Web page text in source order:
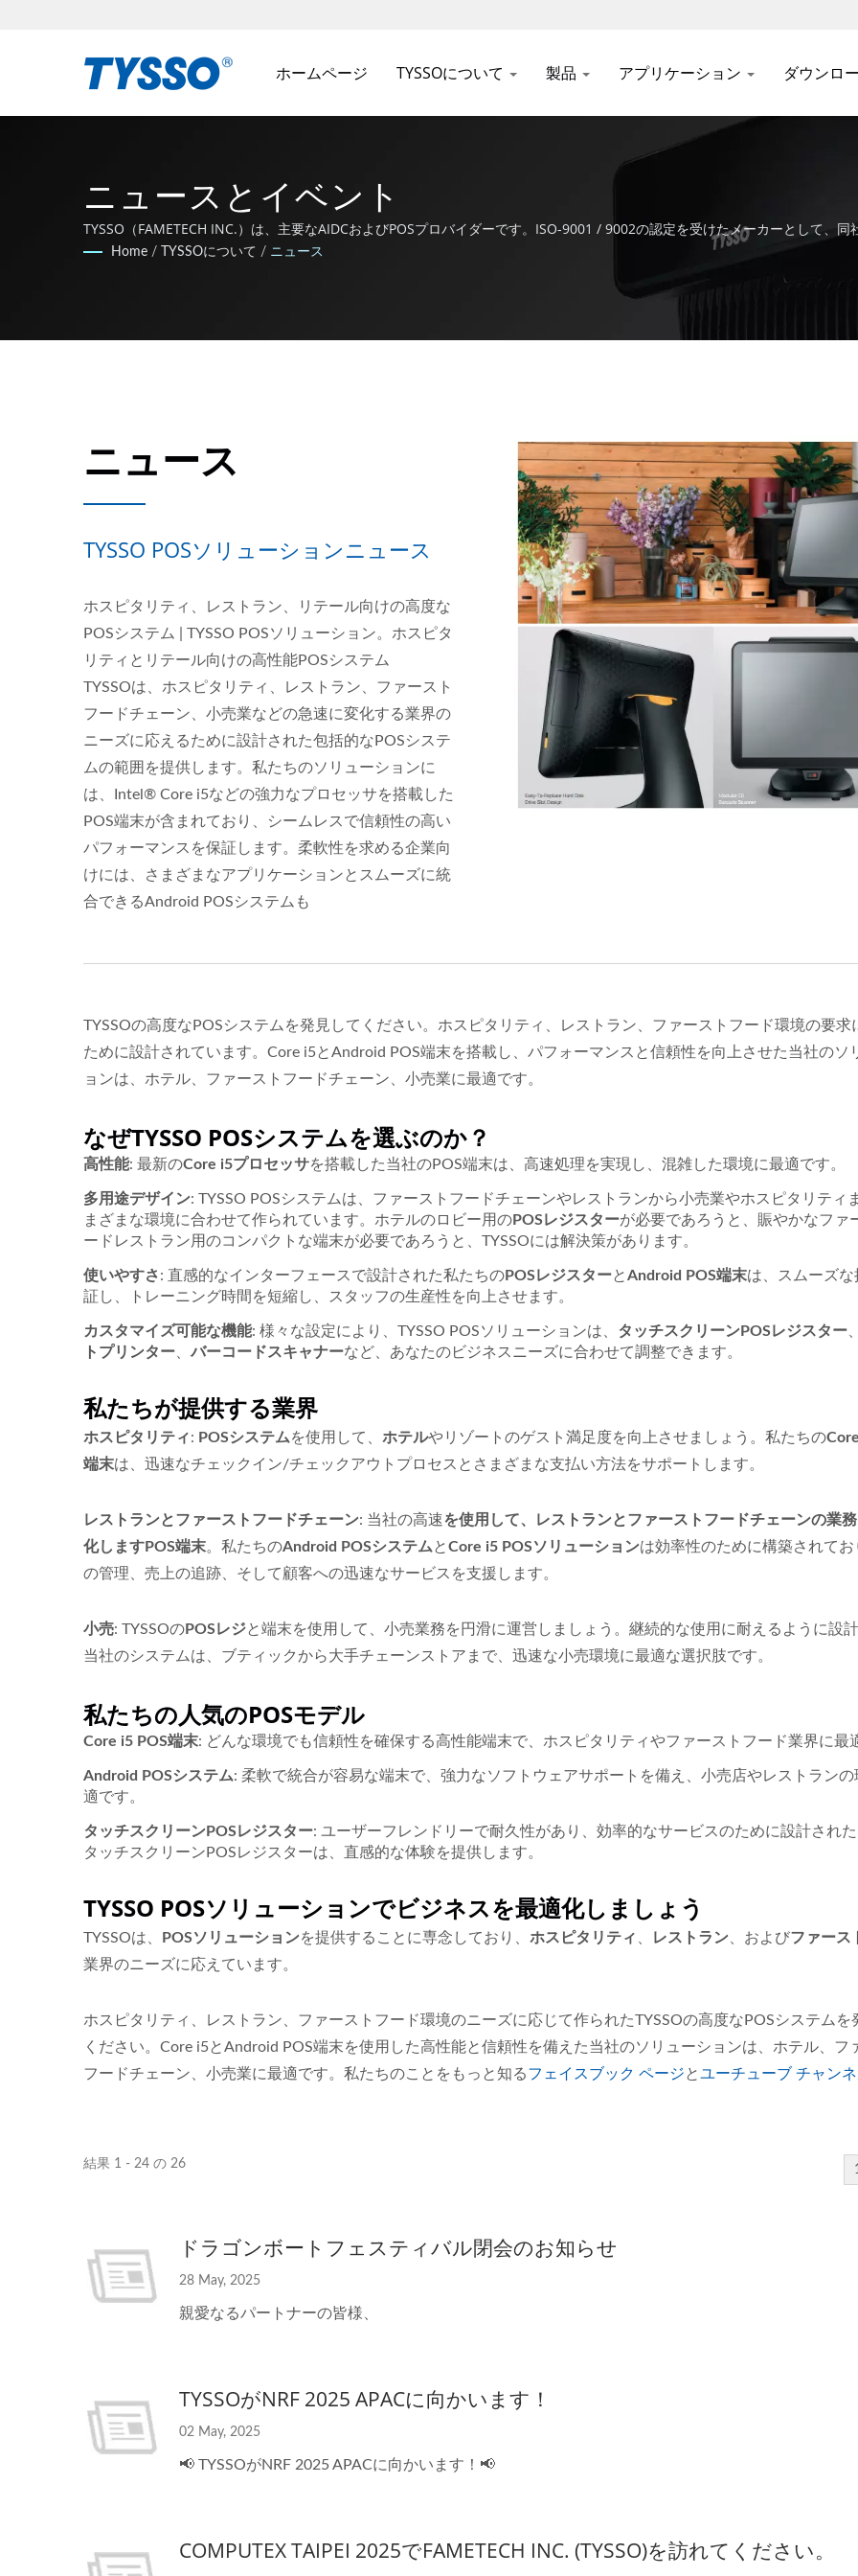
ホームページ TYSSOについて 製品 アプリケーション ダウンロ
ニュースとイベント
TYSSO（FAMETECH INC.）は、主要なAIDCおよびPOSプロバイダーです。ISO-9001 / 9002の認定を受けたメーカーとして、
びPOSテクノロジーの最先端にとどまることに取り組んでいます。
Home / TYSSOについて / ニュース
ニュース
TYSSO POSソリューションニュース
ホスピタリティ、レストラン、リテール向けの高度な
POSシステム | TYSSO POSソリューション。ホスピタ
リティとリテール向けの高性能POSシステム
TYSSOは、ホスピタリティ、レストラン、ファースト
フードチェーン、小売業などの急速に変化する業界の
ニーズに応えるために設計された包括的なPOSシステ
ムの範囲を提供します。私たちのソリューションに
は、Intel® Core i5などの強力なプロセッサを搭載した
POS端末が含まれており、シームレスで信頼性の高い
パフォーマンスを保証します。柔軟性を求める企業向
けには、さまざまなアプリケーションとスムーズに統
合できるAndroid POSシステムも
TYSSOの高度なPOSシステムを発見してください。ホスピタリティ、レストラン、ファーストフード環境の要求
ために設計されています。Core i5とAndroid POS端末を搭載し、パフォーマンスと信頼性を向上させた当社のソ
ョンは、ホテル、ファーストフードチェーン、小売業に最適です。
なぜTYSSO POSシステムを選ぶのか？
高性能: 最新のCore i5プロセッサを搭載した当社のPOS端末は、高速処理を実現し、混雑した環境に最適です。
多用途デザイン: TYSSO POSシステムは、ファーストフードチェーンやレストランから小売業やホスピタリティ
まざまな環境に合わせて作られています。ホテルのロビー用のPOSレジスターが必要であろうと、賑やかなファ
ードレストラン用のコンパクトな端末が必要であろうと、TYSSOには解決策があります。
使いやすさ: 直感的なインターフェースで設計された私たちのPOSレジスターとAndroid POS端末は、スムーズ
証し、トレーニング時間を短縮し、スタッフの生産性を向上させます。
カスタマイズ可能な機能: 様々な設定により、TYSSO POSソリューションは、 タッチスクリーンPOSレジスター
トプリンター
バーコードスキャナーなど、あなたのビジネスニーズに合わせて調整できます。
私たちが提供する業界
ホスピタリティ: POSシステムを使用して、 ホテルやリゾートのゲスト満足度を向上させましょう。私たちの
端末は、迅速なチェックイン/チェックアウトプロセスとさまざまな支払い方法をサポートします。
レストランとファーストフードチェーン: 当社の高速を使用して、レストランとファーストフードチェーンの業
化しますPOS端末。私たちのAndroid POSシステムとCore i5 POSソリューションは効率性のために構築されて
の管理、売上の追跡、そして顧客への迅速なサービスを支援します。
小売: TYSSOのPOSレジと端末を使用して、小売業務を円滑に運営しましょう。継続的な使用に耐えるように設
当社のシステムは、ブティックから大手チェーンストアまで、迅速な小売環境に最適な選択肢です。
私たちの人気のPOSモデル
Core i5 POS端末: どんな環境でも信頼性を確保する高性能端末で、ホスピタリティやファーストフード業界に最
Android POSシステム: 柔軟で統合が容易な端末で、強力なソフトウェアサポートを備え、小売店やレストランの
適です。
タッチスクリーンPOSレジスター: ユーザーフレンドリーで耐久性があり、効率的なサービスのために設計され
タッチスクリーンPOSレジスターは、直感的な体験を提供します。
TYSSO POSソリューションでビジネスを最適化しましょう
TYSSOは、 POSソリューションを提供することに専念しており、 ホスピタリティ レストラン 、およびファース
業界のニーズに応えています。
ホスピタリティ、レストラン、ファーストフード環境のニーズに応じて作られたTYSSOの高度なPOSシステムを
ください。Core i5とAndroid POS端末を使用した高性能と信頼性を備えた当社のソリューションは、ホテル、フ
フードチェーン、小売業に最適です。私たちのことをもっと知るフェイスブック ページとユーチューブ チャン
結果 1 - 24 の 26
ドラゴンボートフェスティバル閉会のお知らせ
28 May, 2025
親愛なるパートナーの皆様、
TYSSOがNRF 2025 APACに向かいます！
02 May, 2025
📢 TYSSOがNRF 2025 APACに向かいます！📢
COMPUTEX TAIPEI 2025でFAMETECH INC. (TYSSO)を訪れてください。
10.1インチタブレットPOSシ
ステム
15.6インチタッチスクリーン
ファンレスPOSシステム
10.1インチタブレッ